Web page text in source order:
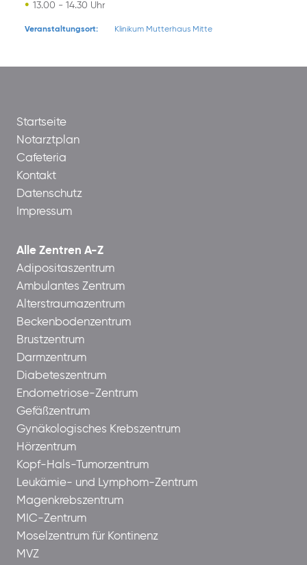
13.00 - 14.30 Uhr
Veranstaltungsort: Klinikum Mutterhaus Mitte
Startseite
Notarztplan
Cafeteria
Kontakt
Datenschutz
Impressum
Alle Zentren A-Z
Adipositaszentrum
Ambulantes Zentrum
Alterstraumazentrum
Beckenbodenzentrum
Brustzentrum
Darmzentrum
Diabeteszentrum
Endometriose-Zentrum
Gefäßzentrum
Gynäkologisches Krebszentrum
Hörzentrum
Kopf-Hals-Tumorzentrum
Leukämie- und Lymphom-Zentrum
Magenkrebszentrum
MIC-Zentrum
Moselzentrum für Kontinenz
MVZ